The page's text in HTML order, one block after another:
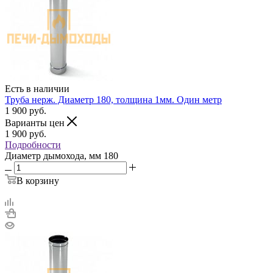
Есть в наличии
Труба нерж. Диаметр 180, толщина 1мм. Один метр
1 900 руб.
Варианты цен
1 900 руб.
Подробности
Диаметр дымохода, мм 180
В корзину